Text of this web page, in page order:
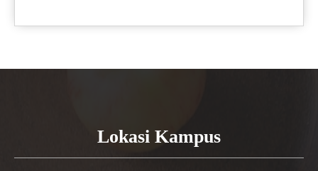
Lokasi Kampus